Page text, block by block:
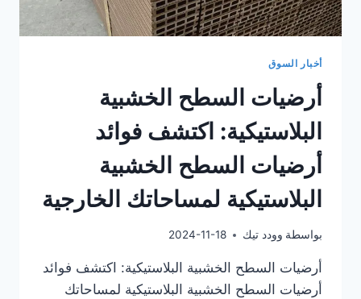
أخبار السوق
أرضيات السطح الخشبية
البلاستيكية: اكتشف فوائد
أرضيات السطح الخشبية
البلاستيكية لمساحاتك الخارجية
بواسطة وودد تيك 2024-11-18
أرضيات السطح الخشبية البلاستيكية: اكتشف فوائد
أرضيات السطح الخشبية البلاستيكية لمساحاتك